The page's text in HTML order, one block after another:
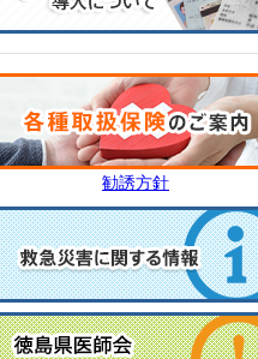
勧誘方針